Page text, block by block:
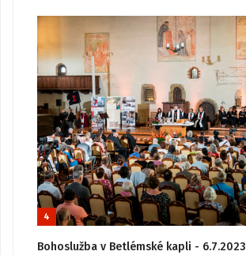
4
Bohoslužba v Betlémské kapli - 6.7.2023